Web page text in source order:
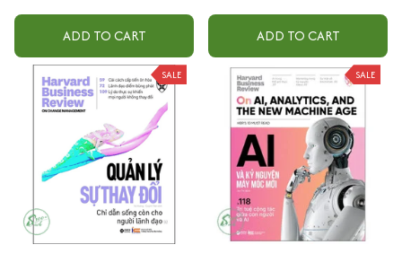
ADD TO CART ADD TO CART
SALE SALE